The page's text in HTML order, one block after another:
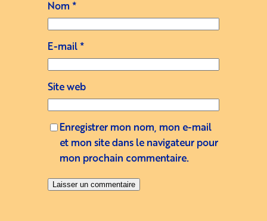
Nom *
E-mail *
Site web
Enregistrer mon nom, mon e-mail
et mon site dans le navigateur pour
mon prochain commentaire.